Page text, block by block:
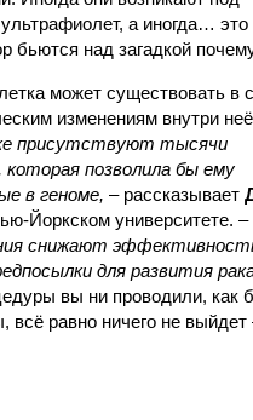
а иногда… это
бьются над загадкой
может существовать в
изменениям внутри
присутствуют тысячи
позволила бы ему
в геноме, – рассказывает
Йоркском университете. –
снижают
для развития
вы ни проводили, как
всё равно ничего не выйдет